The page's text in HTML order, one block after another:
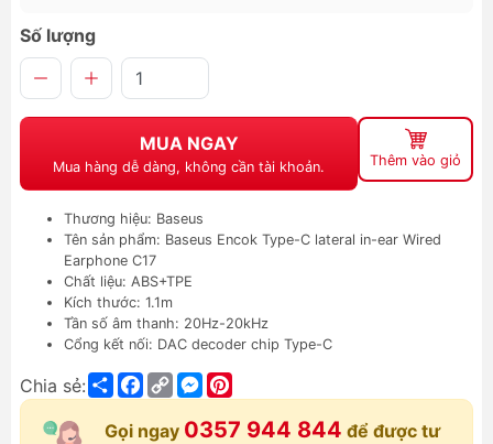
Số lượng
MUA NGAY
Mua hàng dễ dàng, không cần tài khoản. Thêm vào giỏ
Thương hiệu: Baseus
Tên sản phẩm: Baseus Encok Type-C lateral in-ear Wired
Earphone C17
Chất liệu: ABS+TPE
Kích thước: 1.1m
Tần số âm thanh: 20Hz-20kHz
Cổng kết nối: DAC decoder chip Type-C
Chia sẻ: ShareFacebook
Copy
Link
Messenger
Gọi ngay 0357 944 844 để được tư